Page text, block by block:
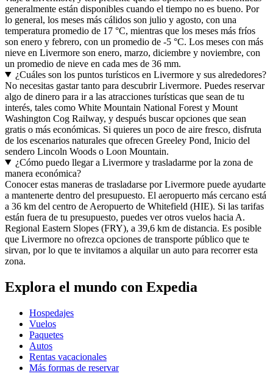
generalmente están disponibles cuando el tiempo no es bueno. Por
lo general, los meses más cálidos son julio y agosto, con una
temperatura promedio de 17 °C, mientras que los meses más fríos
son enero y febrero, con un promedio de -5 °C. Los meses con más
nieve en Livermore son enero, marzo, diciembre y noviembre, con
un promedio de nieve en cada mes de 36 mm.
¿Cuáles son los puntos turísticos en Livermore y sus alrededores?
No necesitas gastar tanto para descubrir Livermore. Puedes reservar
algo de dinero para ir a las atracciones turísticas que sean de tu
interés, tales como White Mountain National Forest y Mount
Washington Cog Railway, y después buscar opciones que sean
gratis o más económicas. Si quieres un poco de aire fresco, disfruta
de los escenarios naturales que ofrecen Greeley Pond, Inicio del
sendero Lincoln Woods o Loon Mountain.
¿Cómo puedo llegar a Livermore y trasladarme por la zona de
manera económica?
Conocer estas maneras de trasladarse por Livermore puede ayudarte
a mantenerte dentro del presupuesto. El aeropuerto más cercano está
a 36 km del centro de Aeropuerto de Whitefield (HIE). Si las tarifas
están fuera de tu presupuesto, puedes ver otros vuelos hacia A.
Regional Eastern Slopes (FRY), a 39,6 km de distancia. Es posible
que Livermore no ofrezca opciones de transporte público que te
sirvan, por lo que te invitamos a alquilar un auto para recorrer esta
zona.
Explora el mundo con Expedia
Hospedajes
Vuelos
Paquetes
Autos
Rentas vacacionales
Más formas de reservar